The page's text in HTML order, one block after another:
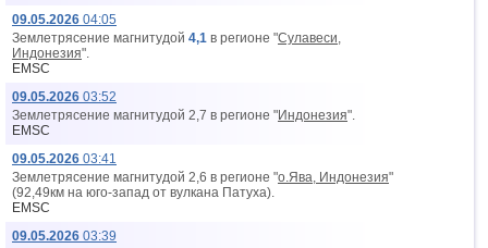
09.05.2026 04:05
Землетрясение магнитудой 4,1 в регионе "Сулавеси,
Индонезия".
EMSC
09.05.2026 03:52
Землетрясение магнитудой 2,7 в регионе "Индонезия".
EMSC
09.05.2026 03:41
Землетрясение магнитудой 2,6 в регионе "о.Ява, Индонезия"
(92,49км на юго-запад от вyлкана Патуха).
EMSC
09.05.2026 03:39